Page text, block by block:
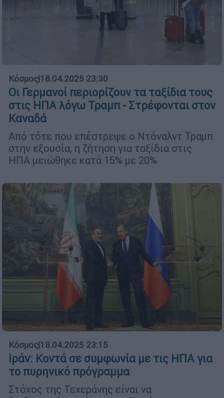
Κόσμος|18.04.2025 23:30
Οι Γερμανοί περιορίζουν τα ταξίδια τους
στις ΗΠΑ λόγω Τραμπ - Στρέφονται στον
Καναδά
Από τότε που επέστρεψε ο Ντόναλντ Τραμπ
στην εξουσία, η ζήτηση για ταξίδια στις
ΗΠΑ μειώθηκε κατά 15% με 20%
Κόσμος|18.04.2025 23:15
Ιράν: Κοντά σε συμφωνία με τις ΗΠΑ για
το πυρηνικό πρόγραμμα
Στόχος της Τεχεράνης είναι να